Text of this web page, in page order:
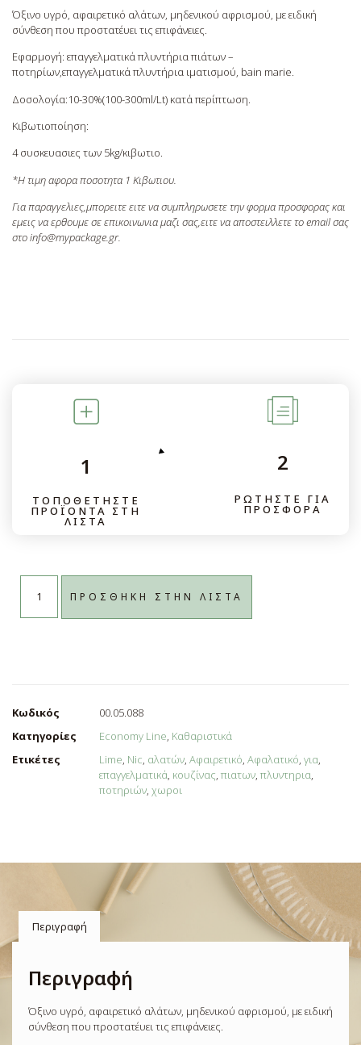
Όξινο υγρό, αφαιρετικό αλάτων, μηδενικού αφρισμού, με ειδική
σύνθεση που προστατέυει τις επιφάνειες.
Εφαρμογή: επαγγελματικά πλυντήρια πιάτων –
ποτηρίων,επαγγελματικά πλυντήρια ιματισμού, bain marie.
Δοσολογία:10-30%(100-300ml/Lt) κατά περίπτωση.
Κιβωτιοποίηση:
4 συσκευασιες των 5kg/κιβωτιο.
*Η τιμη αφορα ποσοτητα 1 Κιβωτιου.
Για παραγγελιες,μπορειτε ειτε να συμπληρωσετε την φορμα προσφορας και
εμεις να ερθουμε σε επικοινωνια μαζι σας,ειτε να αποστειλλετε το email σας
στο info@mypackage.gr.
1
ΤΟΠΟΘΕΤΗΣΤΕ
ΠΡΟΪΟΝΤΑ ΣΤΗ
ΛΙΣΤΑ
2
ΡΩΤΗΣΤΕ ΓΙΑ
ΠΡΟΣΦΟΡΑ
ΠΡΟΣΘΗΚΗ ΣΤΗΝ ΛΙΣΤΑ
Κωδικός
00.05.088
Κατηγορίες
Economy Line, Καθαριστικά
Ετικέτες
Lime, Nic, αλατών, Αφαιρετικό, Αφαλατικό, για,
επαγγελματικά, κουζίνας, πιατων, πλυντηρια,
ποτηριών, χωροι
Περιγραφή
Περιγραφή
Όξινο υγρό, αφαιρετικό αλάτων, μηδενικού αφρισμού, με ειδική
σύνθεση που προστατέυει τις επιφάνειες.
3rd Party Cookies
Ενεργοποίηση όλων